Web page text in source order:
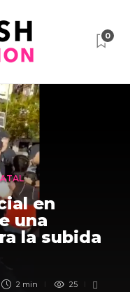
0
en
una
la subida
2 min 25